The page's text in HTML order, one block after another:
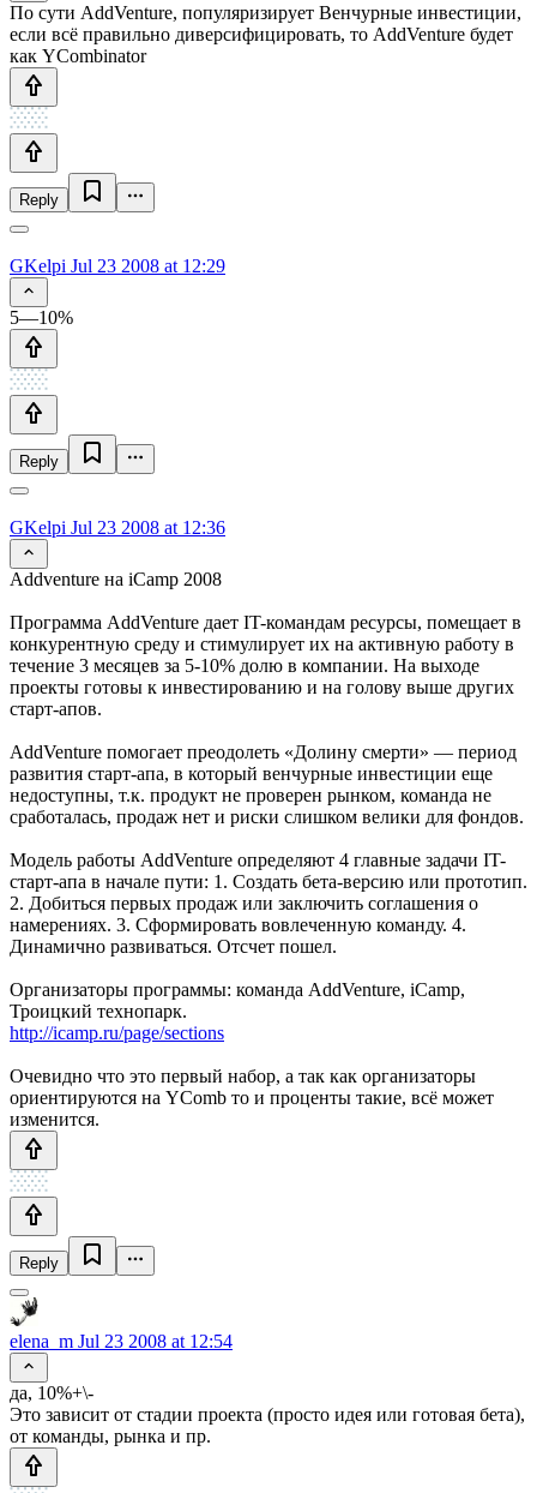
По сути AddVenture, популяризирует Венчурные инвестиции,
если всё правильно диверсифицировать, то AddVenture будет
как YCombinator
Reply
GKelpi Jul 23 2008 at 12:29
5—10%
Reply
GKelpi Jul 23 2008 at 12:36
Addventure на iCamp 2008
Программа AddVenture дает IT-командам ресурсы, помещает в
конкурентную среду и стимулирует их на активную работу в
течение 3 месяцев за 5-10% долю в компании. На выходе
проекты готовы к инвестированию и на голову выше других
старт-апов.
AddVenture помогает преодолеть «Долину смерти» — период
развития старт-апа, в который венчурные инвестиции еще
недоступны, т.к. продукт не проверен рынком, команда не
сработалась, продаж нет и риски слишком велики для фондов.
Модель работы AddVenture определяют 4 главные задачи IT-
старт-апа в начале пути: 1. Создать бета-версию или прототип.
2. Добиться первых продаж или заключить соглашения о
намерениях. 3. Сформировать вовлеченную команду. 4.
Динамично развиваться. Отсчет пошел.
Организаторы программы: команда AddVenture, iCamp,
Троицкий технопарк.
http://icamp.ru/page/sections
Очевидно что это первый набор, а так как организаторы
ориентируются на YComb то и проценты такие, всё может
изменится.
Reply
elena_m Jul 23 2008 at 12:54
да, 10%+\-
Это зависит от стадии проекта (просто идея или готовая бета),
от команды, рынка и пр.